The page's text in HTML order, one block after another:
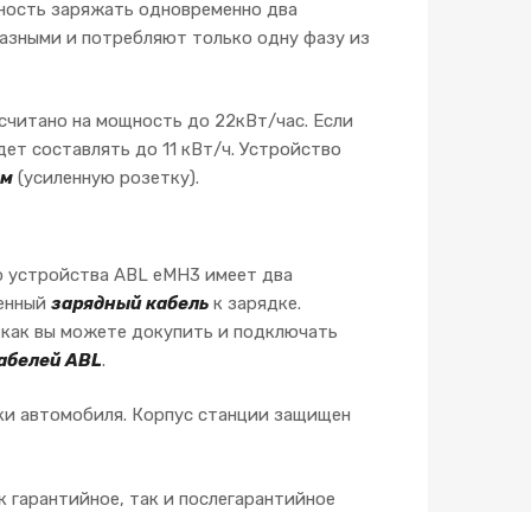
заряжать одновременно два
и потребляют только одну фазу из
на мощность до 22кВт/час. Если
составлять до 11 кВт/ч. Устройство
(усиленную розетку).
ABL eMH3 имеет два
зарядный кабель к зарядке.
вы можете докупить и подключать
ABL.
автомобиля. Корпус станции защищен
так и послегарантийное